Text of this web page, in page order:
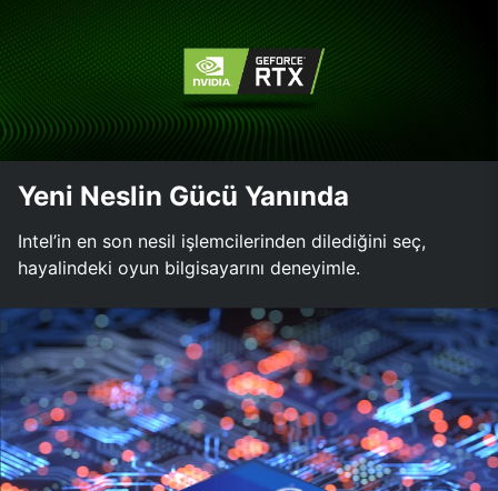
Yeni Neslin Gücü Yanında
Intel’in en son nesil işlemcilerinden dilediğini seç,
hayalindeki oyun bilgisayarını deneyimle.